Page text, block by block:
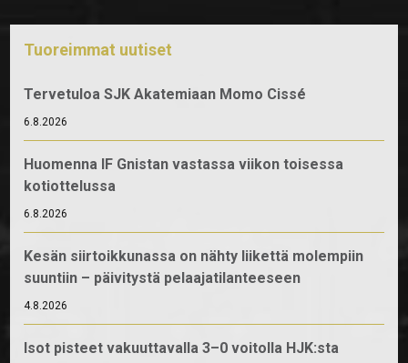
Tuoreimmat uutiset
Tervetuloa SJK Akatemiaan Momo Cissé
6.8.2026
Huomenna IF Gnistan vastassa viikon toisessa
kotiottelussa
6.8.2026
Kesän siirtoikkunassa on nähty liikettä molempiin
suuntiin – päivitystä pelaajatilanteeseen
4.8.2026
Isot pisteet vakuuttavalla 3–0 voitolla HJK:sta